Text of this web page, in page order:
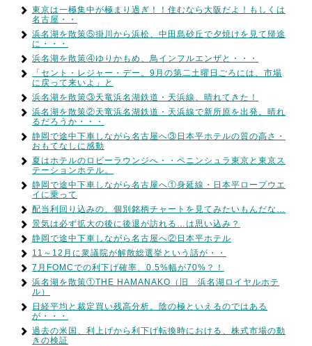
東京は一極集中が極まり過ぎ！！住むなら大阪だよ！もしくは
名古屋・・
浜名湖を散策⑤掛川から浜松、中田島砂丘で夕焼けを見て帰途
に・・・
浜名湖を散策④ゆりかもめ、鳥インフルエンザと・・・
「セント・レジャー・デー。9月の第二土曜日ごろには、市場
に戻って来いよ」と
浜名湖を散策③天竜浜名湖鉄道・天浜線、晴れてきた！
浜名湖を散策②天竜浜名湖鉄道・天浜線で新所原を出発。晴れ
るだろうか・・・
静岡で途中下車しながら名古屋へ③日本平ホテルの質の高さ・
おもてなしに感動
夏はホテルのロビーラウンジへ・・ペニンシュラ東京と東京ス
テーションホテル。
静岡で途中下車しながら名古屋へ①身延線・日本平ロープウエ
イに乗って
配当利回り込みの、個別銘柄チャートを見てみたいもんだな…
景気は必ず拡大の後に後退が訪れる…は思い込み？
静岡で途中下車しながら名古屋へ②日本平ホテル
11～12月に衆議院が解散総選挙という話が・・
7月FOMCでの利下げ確率、0.5%幅が70%？！
浜名湖を散策①THE HAMANAKO（旧 浜名湖ロイヤルホテ
ル）
日経平均と裁定買い残高分析。陰の極といえるのではある
が・・・
過去の米国、利上げから利下げ転換時における、株式市場の動
きの検証